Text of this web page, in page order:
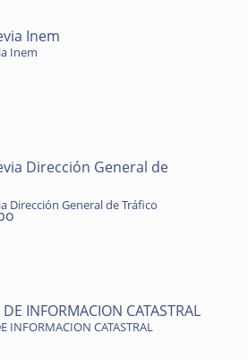
Inem
Inem
Dirección General de
Dirección General de Tráfico
INFORMACION CATASTRAL
INFORMACION CATASTRAL